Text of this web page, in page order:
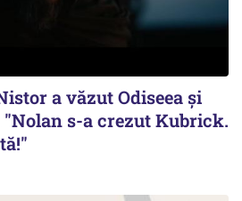
a văzut Odiseea şi
s-a crezut Kubrick.